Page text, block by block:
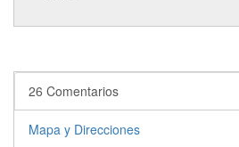
26 Comentarios
Mapa y Direcciones